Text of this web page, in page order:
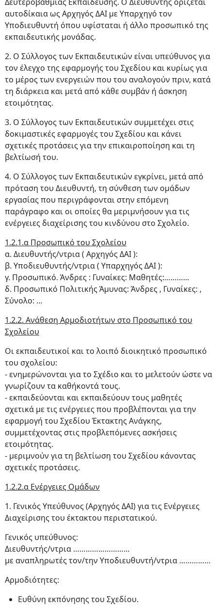
αυτοδίκαια ως Αρχηγός ΔΑΙ με Υπαρχηγό τον
Υποδιευθυντή όπου υφίσταται ή άλλο προσωπικό της
εκπαιδευτικής μονάδας.
2. Ο Σύλλογος των Εκπαιδευτικών είναι υπεύθυνος για
τον έλεγχο της εφαρμογής του Σχεδίου και κυρίως για
το μέρος των ενεργειών που του αναλογούν πριν, κατά
τη διάρκεια και μετά από κάθε συμβάν ή άσκηση
ετοιμότητας.
3. Ο Σύλλογος των Εκπαιδευτικών συμμετέχει στις
δοκιμαστικές εφαρμογές του Σχεδίου και κάνει
σχετικές προτάσεις για την επικαιροποίηση και τη
βελτίωσή του.
4. Ο Σύλλογος των Εκπαιδευτικών εγκρίνει, μετά από
πρόταση του Διευθυντή, τη σύνθεση των ομάδων
εργασίας που περιγράφονται στην επόμενη
παράγραφο και οι οποίες θα μεριμνήσουν για τις
ενέργειες διαχείρισης του κινδύνου στο Σχολείο.
1.2.1.α Προσωπικό του Σχολείου
α. Διευθυντής/ντρια ( Αρχηγός ΔΑΙ ):
β. Υποδιευθυντής/ντρια ( Υπαρχηγός ΔΑΙ ):
γ. Προσωπικό. Άνδρες : Γυναίκες: Μαθητές:…………
δ. Προσωπικό Πολιτικής Άμυνας: Άνδρες , Γυναίκες: ,
Σύνολο: …
1.2.2. Ανάθεση Αρμοδιοτήτων στο Προσωπικό του
Σχολείου
Οι εκπαιδευτικοί και το λοιπό διοικητικό προσωπικό
του σχολείου:
- ενημερώνονται για το Σχέδιο και το μελετούν ώστε να
γνωρίζουν τα καθήκοντά τους.
- εκπαιδεύονται και εκπαιδεύουν τους μαθητές
σχετικά με τις ενέργειες που προβλέπονται για την
εφαρμογή του Σχεδίου Έκτακτης Ανάγκης,
συμμετέχοντας στις προβλεπόμενες ασκήσεις
ετοιμότητας.
- μεριμνούν για τη βελτίωση του Σχεδίου κάνοντας
σχετικές προτάσεις.
1.2.2.α Ενέργειες Ομάδων
1. Γενικός Υπεύθυνος (Αρχηγός ΔΑΙ) για τις Ενέργειες
Διαχείρισης του έκτακτου περιστατικού.
Γενικός υπεύθυνος:
Διευθυντής/ντρια ………………………
με αναπληρωτές τον/την Υποδιευθυντή/ντρια ……………
Αρμοδιότητες:
Ευθύνη εκπόνησης του Σχεδίου.